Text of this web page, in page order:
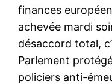
finances
achevée mardi
désaccord total,
Parlement
policiers anti-